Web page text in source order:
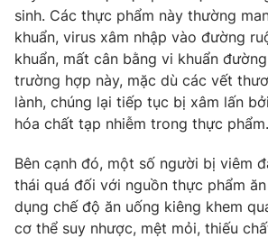
Liên hệ quảng cáo:024-7300.7108
sinh. Các thực phẩm này thường
khuẩn, virus xâm nhập vào đường
khuẩn, mất cân bằng vi khuẩn
trường hợp này, mặc dù các vết
lành, chúng lại tiếp tục bị xâm lấn
hóa chất tạp nhiễm trong thực phẩm.
Bên cạnh đó, một số người bị viêm
thái quá đối với nguồn thực phẩm
dụng chế độ ăn uống kiêng khem
cơ thể suy nhược, mệt mỏi, thiếu